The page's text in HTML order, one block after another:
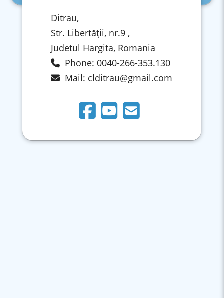
Ditrau,
Str. Libertăţii, nr.9 ,
Judetul Hargita, Romania
Phone: 0040-266-353.130
Mail: clditrau@gmail.com